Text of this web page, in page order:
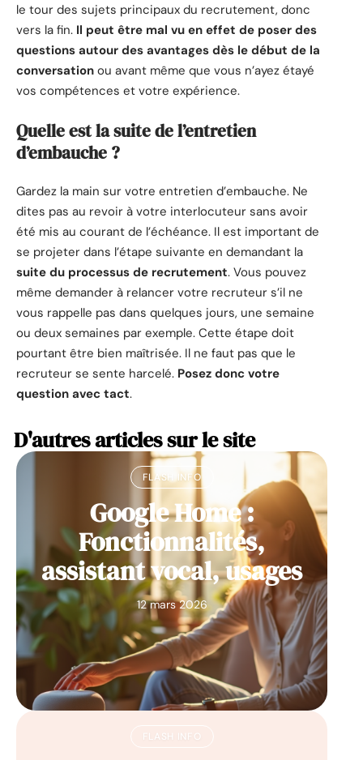
le tour des sujets principaux du recrutement, donc
vers la fin. Il peut être mal vu en effet de poser des
questions autour des avantages dès le début de la
conversation ou avant même que vous n’ayez étayé
vos compétences et votre expérience.
Quelle est la suite de l’entretien
d’embauche ?
Gardez la main sur votre entretien d’embauche. Ne
dites pas au revoir à votre interlocuteur sans avoir
été mis au courant de l’échéance. Il est important de
se projeter dans l’étape suivante en demandant la
suite du processus de recrutement. Vous pouvez
même demander à relancer votre recruteur s’il ne
vous rappelle pas dans quelques jours, une semaine
ou deux semaines par exemple. Cette étape doit
pourtant être bien maîtrisée. Il ne faut pas que le
recruteur se sente harcelé. Posez donc votre
question avec tact.
D'autres articles sur le site
FLASH INFO
Google Home :
Fonctionnalités,
assistant vocal, usages
12 mars 2026
FLASH INFO